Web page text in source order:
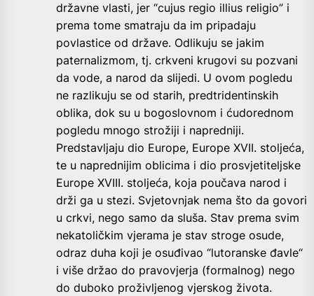
državne vlasti, jer “cujus regio illius religio” i
prema tome smatraju da im pripadaju
povlastice od države. Odlikuju se jakim
paternalizmom, tj. crkveni krugovi su pozvani
da vode, a narod da slijedi. U ovom pogledu
ne razlikuju se od starih, predtridentinskih
oblika, dok su u bogoslovnom i ćudorednom
pogledu mnogo strožiji i napredniji.
Predstavljaju dio Europe, Europe XVII. stoljeća,
te u naprednijim oblicima i dio prosvjetiteljske
Europe XVIII. stoljeća, koja poučava narod i
drži ga u stezi. Svjetovnjak nema što da govori
u crkvi, nego samo da sluša. Stav prema svim
nekatoličkim vjerama je stav stroge osude,
odraz duha koji je osuđivao “lutoranske đavle“
i više držao do pravovjerja (formalnog) nego
do duboko proživljenog vjerskog života.